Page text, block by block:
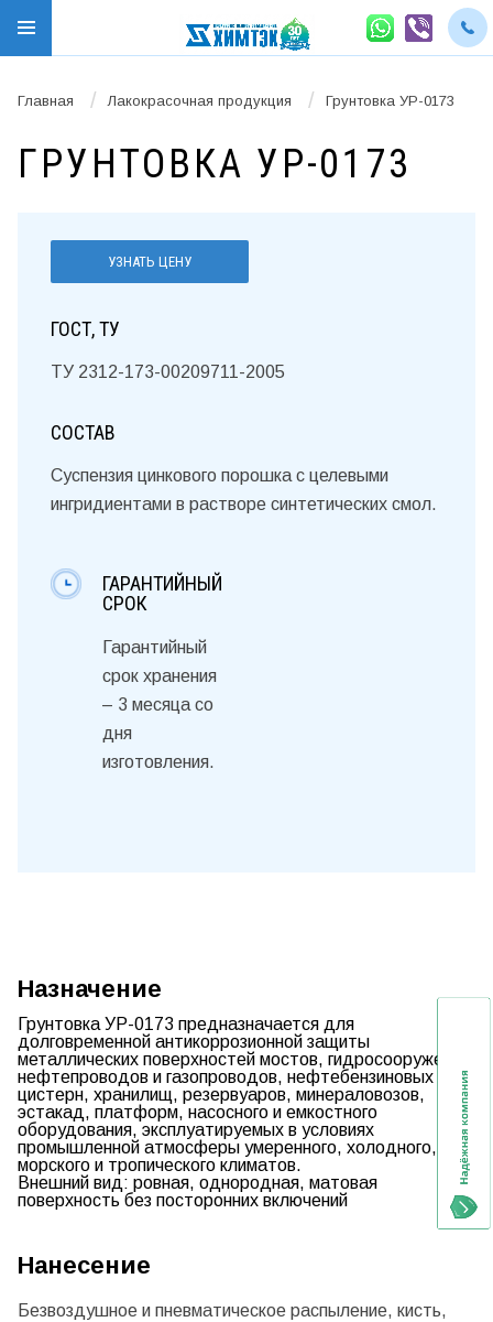
Главная / Лакокрасочная продукция / Грунтовка УР-0173
ГРУНТОВКА УР-0173
УЗНАТЬ ЦЕНУ
ГОСТ, ТУ
ТУ 2312-173-00209711-2005
СОСТАВ
Суспензия цинкового порошка с целевыми
ингридиентами в растворе синтетических смол.
ГАРАНТИЙНЫЙ
СРОК
Гарантийный
срок хранения
– 3 месяца со
дня
изготовления.
Назначение
Грунтовка УР-0173 предназначается для
долговременной антикоррозионной защиты
металлических поверхностей мостов, гидросооружений,
нефтепроводов и газопроводов, нефтебензиновых
цистерн, хранилищ, резервуаров, минераловозов,
эстакад, платформ, насосного и емкостного
оборудования, эксплуатируемых в условиях
промышленной атмосферы умеренного, холодного,
морского и тропического климатов.
Внешний вид: ровная, однородная, матовая
поверхность без посторонних включений
Нанесение
Безвоздушное и пневматическое распыление, кисть,